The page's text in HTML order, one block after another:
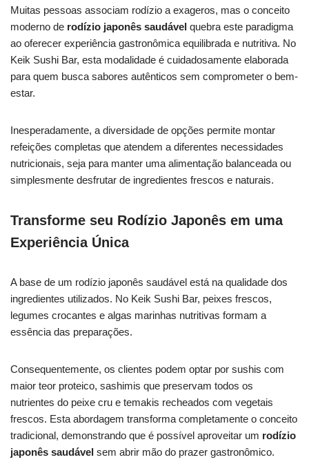
Muitas pessoas associam rodízio a exageros, mas o conceito
moderno de rodízio japonês saudável quebra este paradigma
ao oferecer experiência gastronômica equilibrada e nutritiva. No
Keik Sushi Bar, esta modalidade é cuidadosamente elaborada
para quem busca sabores autênticos sem comprometer o bem-
estar.
Inesperadamente, a diversidade de opções permite montar
refeições completas que atendem a diferentes necessidades
nutricionais, seja para manter uma alimentação balanceada ou
simplesmente desfrutar de ingredientes frescos e naturais.
Transforme seu Rodízio Japonês em uma
Experiência Única
A base de um rodízio japonês saudável está na qualidade dos
ingredientes utilizados. No Keik Sushi Bar, peixes frescos,
legumes crocantes e algas marinhas nutritivas formam a
essência das preparações.
Consequentemente, os clientes podem optar por sushis com
maior teor proteico, sashimis que preservam todos os
nutrientes do peixe cru e temakis recheados com vegetais
frescos. Esta abordagem transforma completamente o conceito
tradicional, demonstrando que é possível aproveitar um rodízio
japonês saudável sem abrir mão do prazer gastronômico.